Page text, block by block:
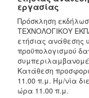
εργασίας
Πρόσκληση
ΤΕΧΝΟΛΟΓΙΚΟΥ
ετήσιας ανάθεσης
προϋπολογισμού
Κατάθεση
11.00 π.μ. Ημ/νία
ώρα 11.00 π.μ.